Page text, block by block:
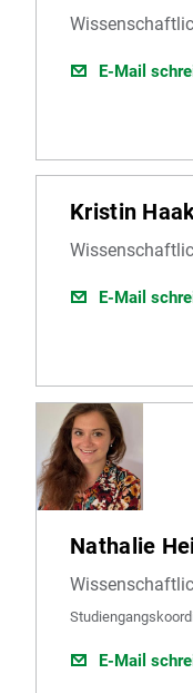
E-Mail
Kristin
E-Mail
Nathalie
E-Mail